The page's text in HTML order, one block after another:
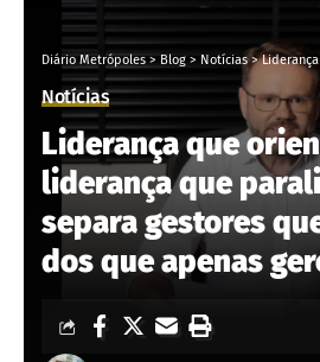
Diário Metrópoles>Blog > Notícias>Liderança que orienta ou
Notícias
Liderança que
liderança que
separa gestores
dos que apenas